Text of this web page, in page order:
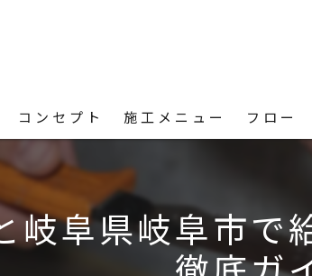
コンセプト 施工メニュー フロー
岐阜県岐阜市で